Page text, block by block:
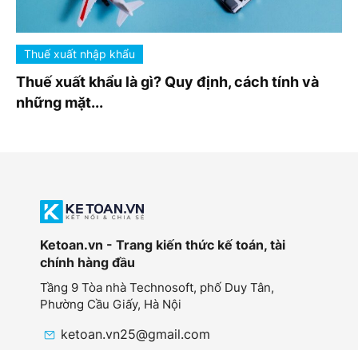
Thuế xuất nhập khẩu
Thuế xuất khẩu là gì? Quy định, cách tính và
những mặt...
Ketoan.vn - Trang kiến thức kế toán, tài
chính hàng đầu
Tầng 9 Tòa nhà Technosoft, phố Duy Tân,
Phường Cầu Giấy, Hà Nội
ketoan.vn25@gmail.com